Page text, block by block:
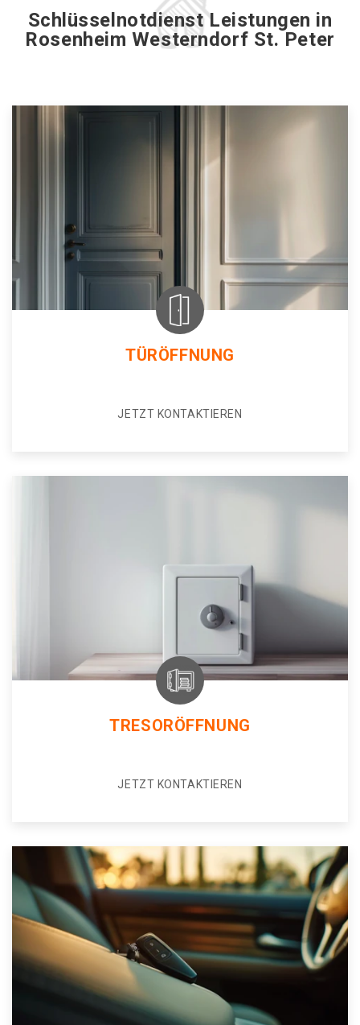
Schlüsselnotdienst Leistungen in
Rosenheim Westerndorf St. Peter
TÜRÖFFNUNG
JETZT KONTAKTIEREN
TRESORÖFFNUNG
JETZT KONTAKTIEREN